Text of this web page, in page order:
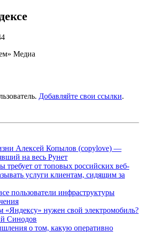
Медиа
Добавляйте свои ссылки.
Алексей Копылов (copylove) —
на весь Рунет
от топовых российских веб-
услуги клиентам, сидящим за
пользователи инфраструктуры
«Яндексу» нужен свой электромобиль?
Синодов
о том, какую оперативно